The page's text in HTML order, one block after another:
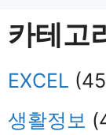
에 관심이 높
카테고
EXCEL
생활정보